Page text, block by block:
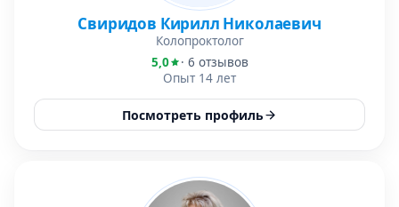
Свиридов Кирилл Николаевич
Колопроктолог
5,0
· 6 отзывов
Опыт 14 лет
Посмотреть профиль